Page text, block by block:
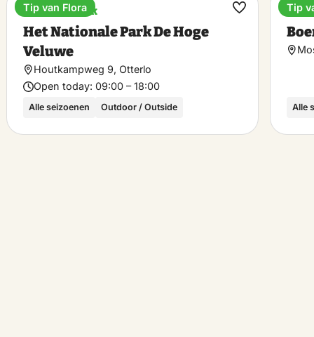
National Park
Het Nationale Park De Hoge
Veluwe
Houtkampweg 9, Otterlo
Open today: 09:00 – 18:00
Alle seizoenen Outdoor / Outside
Tip van Flora
Make
Alle
Tip